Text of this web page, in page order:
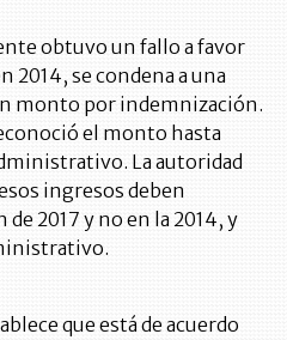
obtuvo un fallo a favor
2014, se condena a una
monto por indemnización.
el monto hasta
La autoridad
ingresos deben
2017 y no en la 2014, y
que está de acuerdo